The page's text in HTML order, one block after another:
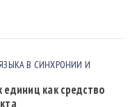
В СИНХРОНИИ И
как средство